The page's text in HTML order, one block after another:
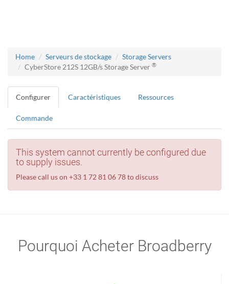
Home Serveurs de stockage
Storage Servers
CyberStore 212S 12GB/s Storage Server ®
Configurer Caractéristiques Ressources
Commande
This system cannot currently be configured due
to supply issues.
Please call us on +33 1 72 81 06 78 to discuss
Pourquoi Acheter Broadberry